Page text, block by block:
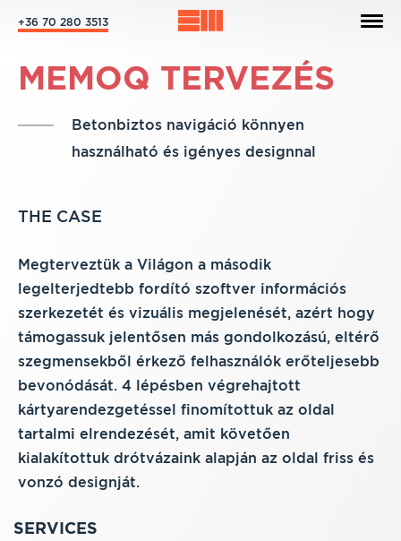
+36 70 280 3513
MEMOQ TERVEZÉS
Betonbiztos navigáció könnyen
használható és igényes designnal
THE CASE
Megterveztük a Világon a második
legelterjedtebb fordító szoftver információs
szerkezetét és vizuális megjelenését, azért hogy
támogassuk jelentősen más gondolkozású, eltérő
szegmensekből érkező felhasználók erőteljesebb
bevonódását. 4 lépésben végrehajtott
kártyarendezgetéssel finomítottuk az oldal
tartalmi elrendezését, amit követően
kialakítottuk drótvázaink alapján az oldal friss és
vonzó designját.
SERVICES